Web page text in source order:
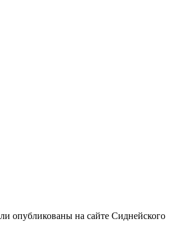
опубликованы на сайте Сиднейского